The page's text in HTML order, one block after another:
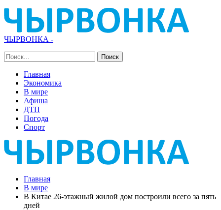
ЧЫРВОНКА -
Главная
Экономика
В мире
Афиша
ДТП
Погода
Спорт
Главная
В мире
В Китае 26-этажный жилой дом построили всего за пять
дней